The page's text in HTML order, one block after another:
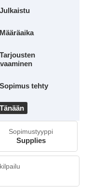
Julkaistu
Määräaika
Tarjousten
Sopimus tehty
Tänään
Sopimustyyppi
Supplies